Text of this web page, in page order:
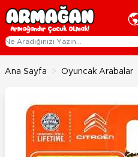
İçeriğe geç
Ana Sayfa > Oyuncak Arabalar